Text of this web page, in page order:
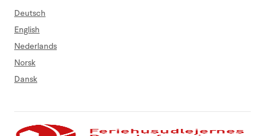
Deutsch
English
Nederlands
Norsk
Dansk